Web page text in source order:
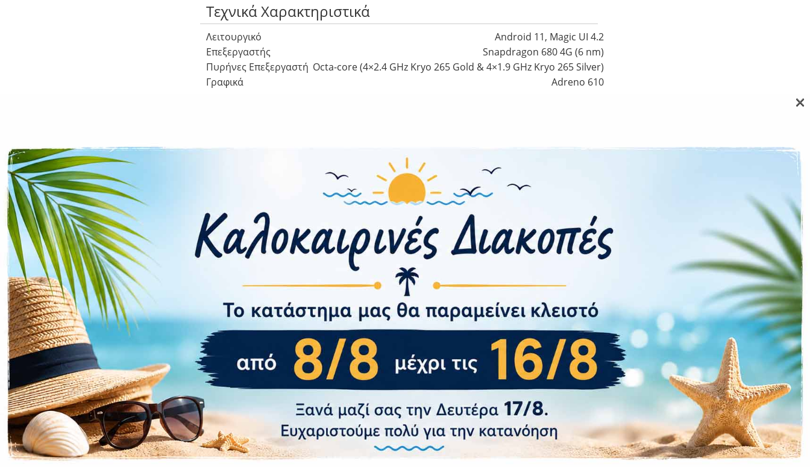
Τεχνικά Χαρακτηριστικά
Λειτουργικό
Android 11, Magic UI 4.2
Επεξεργαστής
Snapdragon 680 4G (6 nm)
Πυρήνες Επεξεργαστή Octa-core (4×2.4 GHz Kryo 265 Gold & 4×1.9 GHz Kryo 265 Silver)
Γραφικά
Adreno 610
Μπροστά
16 MP, f/2.5
Συνδεσιμότητα
Δίκτυο
5G
WiFi
Ναι | Wi-Fi 802.11 a/b/g/n/ac/6, dual-band, Wi-Fi Direct, hotspot
Λοιπά χαρακτηριστικά
Αφαιρούμενη Μπαταρία
Όχι
Χωρητικότητα Μπαταρίας
LiPo 5000 mAh
Φόρτιση
Fast charging 22.5W
Δακτυλικό αποτύπωμα
Fingerprint (side-mounted)
×